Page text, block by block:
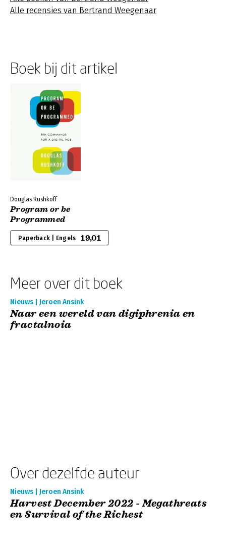
Alle recensies van Bertrand Weegenaar
Boek bij dit artikel
Douglas Rushkoff
Program or be
Programmed
Paperback | Engels 19,01
Meer over dit boek
Nieuws | Jeroen Ansink
Naar een wereld van digiphrenia en
fractalnoia
Over dezelfde auteur
Nieuws | Jeroen Ansink
Harvest December 2022 - Megathreats
en Survival of the Richest